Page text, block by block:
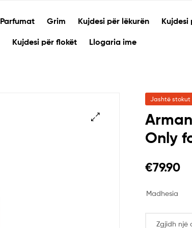
Parfumat Grim Kujdesi për lëkurën Kujdesi
Kujdesi për flokët Llogaria ime
Jashtë stokut
Only
€79.90
Madhesia